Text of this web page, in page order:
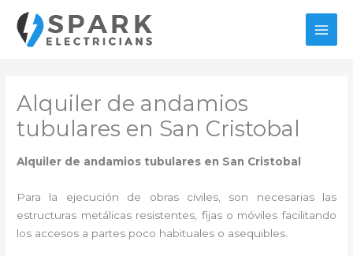
contenido
Alquiler de andamios
tubulares en San Cristobal
Alquiler de andamios tubulares en San Cristobal
Para la ejecución de obras civiles, son necesarias las
estructuras metálicas resistentes, fijas o móviles facilitando
los accesos a partes poco habituales o asequibles.